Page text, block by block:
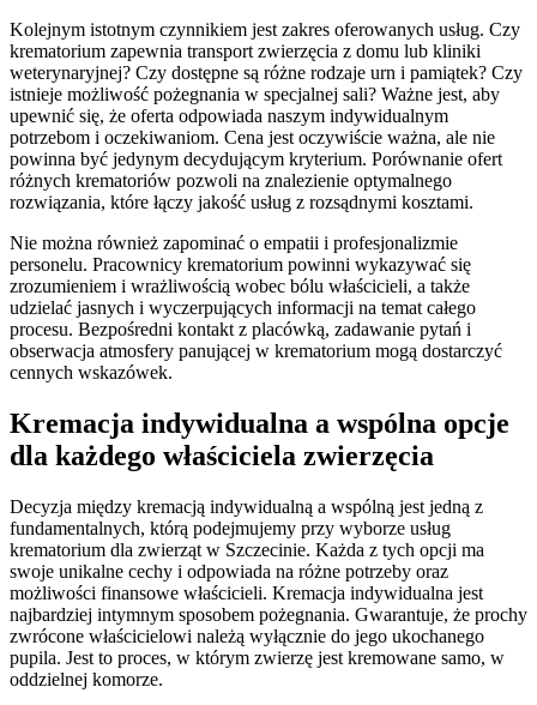
Kolejnym istotnym czynnikiem jest zakres oferowanych usług. Czy
krematorium zapewnia transport zwierzęcia z domu lub kliniki
weterynaryjnej? Czy dostępne są różne rodzaje urn i pamiątek? Czy
istnieje możliwość pożegnania w specjalnej sali? Ważne jest, aby
upewnić się, że oferta odpowiada naszym indywidualnym
potrzebom i oczekiwaniom. Cena jest oczywiście ważna, ale nie
powinna być jedynym decydującym kryterium. Porównanie ofert
różnych krematoriów pozwoli na znalezienie optymalnego
rozwiązania, które łączy jakość usług z rozsądnymi kosztami.
Nie można również zapominać o empatii i profesjonalizmie
personelu. Pracownicy krematorium powinni wykazywać się
zrozumieniem i wrażliwością wobec bólu właścicieli, a także
udzielać jasnych i wyczerpujących informacji na temat całego
procesu. Bezpośredni kontakt z placówką, zadawanie pytań i
obserwacja atmosfery panującej w krematorium mogą dostarczyć
cennych wskazówek.
Kremacja indywidualna a wspólna opcje
dla każdego właściciela zwierzęcia
Decyzja między kremacją indywidualną a wspólną jest jedną z
fundamentalnych, którą podejmujemy przy wyborze usług
krematorium dla zwierząt w Szczecinie. Każda z tych opcji ma
swoje unikalne cechy i odpowiada na różne potrzeby oraz
możliwości finansowe właścicieli. Kremacja indywidualna jest
najbardziej intymnym sposobem pożegnania. Gwarantuje, że prochy
zwrócone właścicielowi należą wyłącznie do jego ukochanego
pupila. Jest to proces, w którym zwierzę jest kremowane samo, w
oddzielnej komorze.